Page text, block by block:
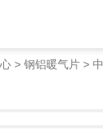
> 钢铝暖气片 >